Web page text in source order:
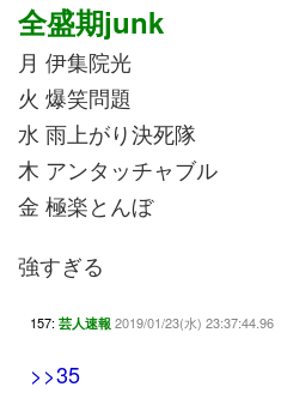
全盛期junk
月 伊集院光
火 爆笑問題
水 雨上がり決死隊
木 アンタッチャブル
金 極楽とんぼ
強すぎる
157: 芸人速報 2019/01/23(水) 23:37:44.96
>>35